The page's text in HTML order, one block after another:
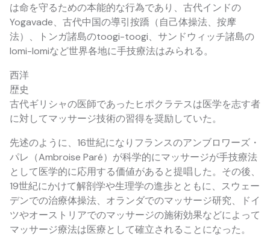
は命を守るための本能的な行為であり、古代インドの
Yogavade、古代中国の導引按蹻（自己体操法、按摩
法）、トンガ諸島のtoogi-toogi、サンドウィッチ諸島の
lomi-lomiなど世界各地に手技療法はみられる。
西洋
歴史
古代ギリシャの医師であったヒポクラテスは医学を志す者
に対してマッサージ技術の習得を奨励していた。
先述のように、16世紀になりフランスのアンブロワーズ・
パレ（Ambroise Paré）が科学的にマッサージが手技療法
として医学的に応用する価値があると提唱した。その後、
19世紀にかけて解剖学や生理学の進歩とともに、スウェー
デンでの治療体操法、オランダでのマッサージ研究、ドイ
ツやオーストリアでのマッサージの施術効果などによって
マッサージ療法は医療として確立されることになった。